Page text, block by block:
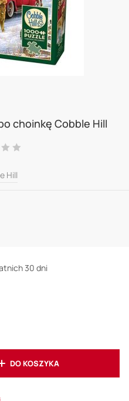
choinkę Cobble Hill
Hill
30 dni
DO KOSZYKA